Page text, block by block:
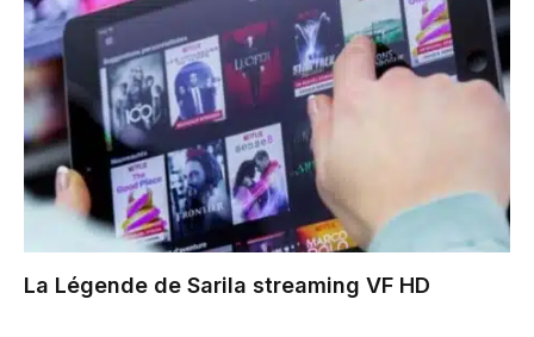
La Légende de Sarila streaming VF HD